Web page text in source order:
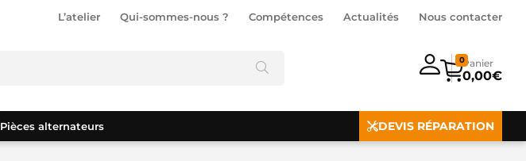
L’atelier Qui-sommes-nous ? Compétences Actualités Nous contacter
0,00€
0
Pièces alternateurs DEVIS RÉPARATION